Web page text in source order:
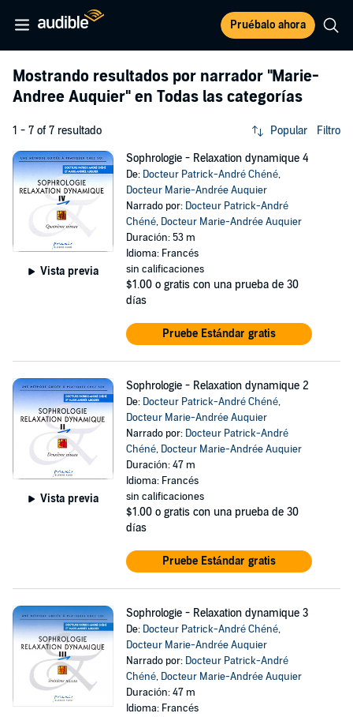
Pruébalo ahora
Mostrando resultados por narrador "Marie-
Andree Auquier" en Todas las categorías
1 - 7 of 7 resultado Popular Filtro
Vista previa
Sophrologie - Relaxation dynamique 4
De: Docteur Patrick-André Chéné,
Docteur Marie-Andrée Auquier
Narrado por: Docteur Patrick-André
Chéné, Docteur Marie-Andrée Auquier
Duración: 53 m
Idioma: Francés
sin calificaciones
$1.00 o gratis con una prueba de 30
días
Pruebe Estándar gratis
Vista previa
Sophrologie - Relaxation dynamique 2
De: Docteur Patrick-André Chéné,
Docteur Marie-Andrée Auquier
Narrado por: Docteur Patrick-André
Chéné, Docteur Marie-Andrée Auquier
Duración: 47 m
Idioma: Francés
sin calificaciones
$1.00 o gratis con una prueba de 30
días
Pruebe Estándar gratis
Sophrologie - Relaxation dynamique 3
De: Docteur Patrick-André Chéné,
Docteur Marie-Andrée Auquier
Narrado por: Docteur Patrick-André
Chéné, Docteur Marie-Andrée Auquier
Duración: 47 m
Idioma: Francés